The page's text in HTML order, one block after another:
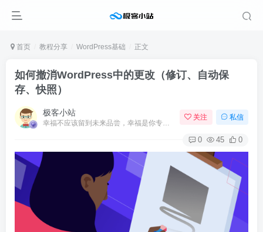
首页 教程分享 WordPress基础 正文
如何撤消WordPress中的更改（修订、自动保
存、快照）
极客小站 关注 私信
0 45 0